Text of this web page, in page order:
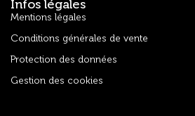
Infos légales
Mentions légales
Conditions générales de vente
Protection des données
Gestion des cookies